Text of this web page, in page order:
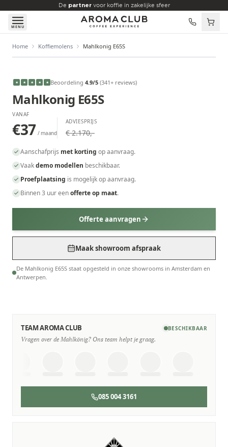
Skip to main content
De partnervoor koffie in zakelijke sfeer
MENU
Home Koffiemolens Mahlkonig E65S
€37 /maand
★ ★ ★ ★ ★ Beoordeling 4.9/5 (341+ reviews)
Mahlkonig E65S
VANAF
€37 / maand
ADVIESPRIJS
€ 2.170,-
Aanschafprijs met korting op aanvraag.
Vaakdemo modellen beschikbaar.
Proefplaatsing is mogelijk op aanvraag.
Binnen 3 uur eenofferte op maat.
Offerte aanvragen
Maak showroom afspraak
De Mahlkonig E65S staat opgesteld in onze showrooms in Amsterdam en
Antwerpen.
TEAM AROMA CLUB BESCHIKBAAR
Vragen over de Mahlkönig? Ons team helpt je graag.
085 004 3161
Wij staan voor je klaar